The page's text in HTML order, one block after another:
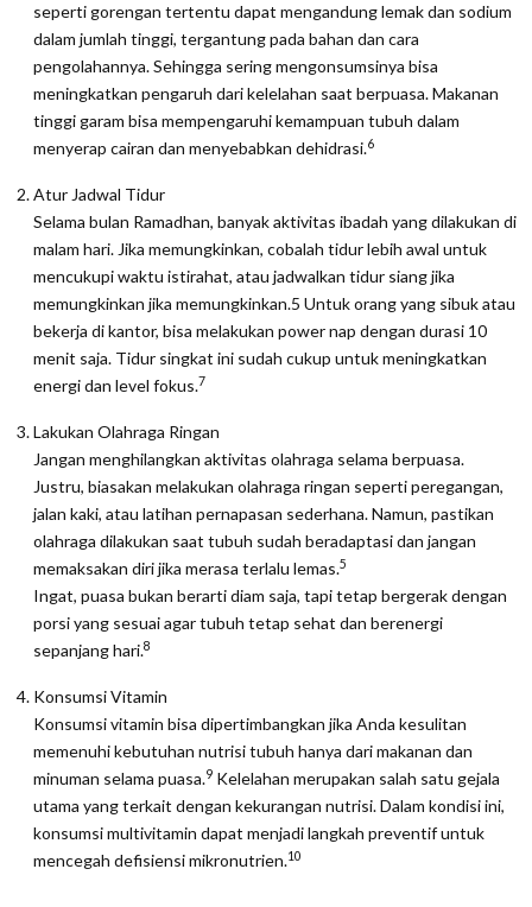
seperti gorengan tertentu dapat mengandung lemak dan sodium
dalam jumlah tinggi, tergantung pada bahan dan cara
pengolahannya. Sehingga sering mengonsumsinya bisa
meningkatkan pengaruh dari kelelahan saat berpuasa. Makanan
tinggi garam bisa mempengaruhi kemampuan tubuh dalam
menyerap cairan dan menyebabkan dehidrasi.6
Atur Jadwal Tidur
Selama bulan Ramadhan, banyak aktivitas ibadah yang dilakukan di
malam hari. Jika memungkinkan, cobalah tidur lebih awal untuk
mencukupi waktu istirahat, atau jadwalkan tidur siang jika
memungkinkan jika memungkinkan.5 Untuk orang yang sibuk atau
bekerja di kantor, bisa melakukan power nap dengan durasi 10
menit saja. Tidur singkat ini sudah cukup untuk meningkatkan
energi dan level fokus.7
Lakukan Olahraga Ringan
Jangan menghilangkan aktivitas olahraga selama berpuasa.
Justru, biasakan melakukan olahraga ringan seperti peregangan,
jalan kaki, atau latihan pernapasan sederhana. Namun, pastikan
olahraga dilakukan saat tubuh sudah beradaptasi dan jangan
memaksakan diri jika merasa terlalu lemas.5
Ingat, puasa bukan berarti diam saja, tapi tetap bergerak dengan
porsi yang sesuai agar tubuh tetap sehat dan berenergi
sepanjang hari.8
Konsumsi Vitamin
Konsumsi vitamin bisa dipertimbangkan jika Anda kesulitan
memenuhi kebutuhan nutrisi tubuh hanya dari makanan dan
minuman selama puasa.9 Kelelahan merupakan salah satu gejala
utama yang terkait dengan kekurangan nutrisi. Dalam kondisi ini,
konsumsi multivitamin dapat menjadi langkah preventif untuk
mencegah defisiensi mikronutrien.10